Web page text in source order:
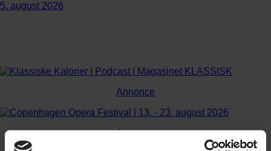
5. august 2026
Annonce
Annonce